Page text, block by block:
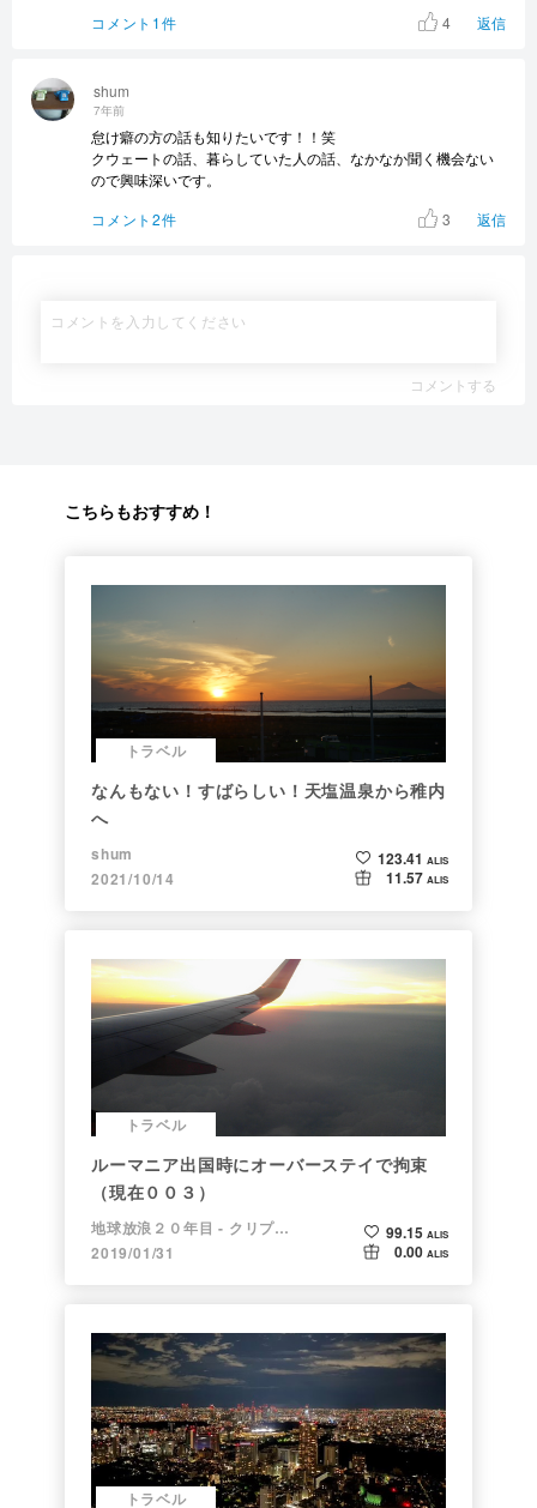
shum
7年前
怠け癖の方の話も知りたいです！！笑
クウェートの話、暮らしていた人の話、なかなか聞く機会ない
ので興味深いです。
コメント2件
3 返信
コメント1件
4 返信
コメントする
こちらもおすすめ！
トラベル
なんもない！すばらしい！天塩温泉から稚内
へ
shum
2021/10/14
123.41 ALIS
11.57 ALIS
トラベル
ルーマニア出国時にオーバーステイで拘束
（現在００３）
地球放浪２０年目 - クリプトラベラー
2019/01/31
99.15 ALIS
0.00 ALIS
トラベル